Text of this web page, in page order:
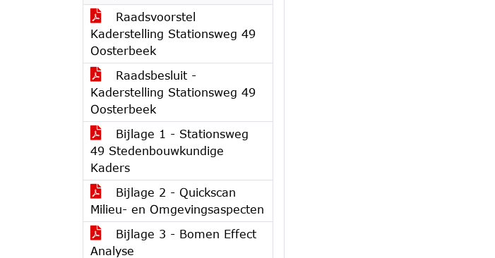
Raadsvoorstel
Kaderstelling Stationsweg 49
Oosterbeek
Raadsbesluit -
Kaderstelling Stationsweg 49
Oosterbeek
Bijlage 1 - Stationsweg
49 Stedenbouwkundige
Kaders
Bijlage 2 - Quickscan
Milieu- en Omgevingsaspecten
Bijlage 3 - Bomen Effect
Analyse